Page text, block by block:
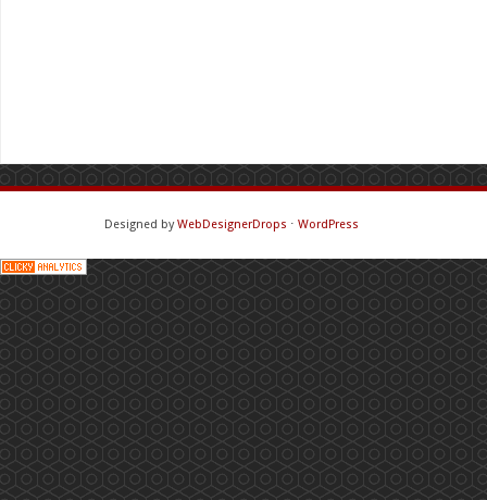
Designed byWebDesignerDrops ⋅ WordPress